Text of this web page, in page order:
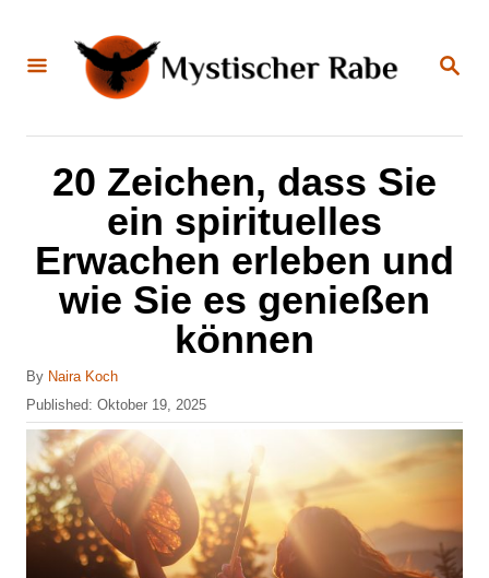
S
E
20 Zeichen, dass Sie
ein spirituelles
Erwachen erleben und
wie Sie es genießen
können
By A
u
t
h
o
r
Naira Koch
P
o
t
e
d
o
Published: Oktober 19, 2025